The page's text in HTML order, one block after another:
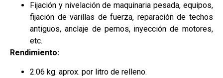
Fijación y nivelación de maquinaria pesada, equipos,
fijación de varillas de fuerza, reparación de techos
antiguos, anclaje de pernos, inyección de motores,
etc.
Rendimiento:
2.06 kg. aprox. por litro de relleno.